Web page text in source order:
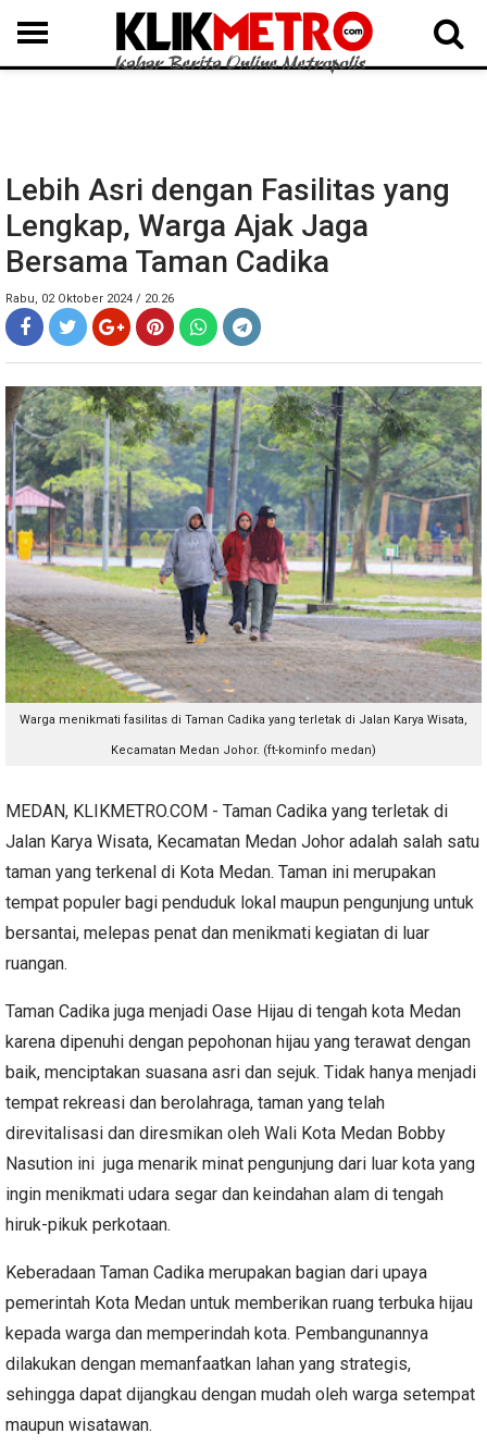
MEDAN LANGKAT DAIRI SAMOSIR TAPUT BATUBARA DELISERDANG
Lebih Asri dengan Fasilitas yang
Lengkap, Warga Ajak Jaga
Bersama Taman Cadika
Rabu, 02 Oktober 2024 / 20.26
Warga menikmati fasilitas di Taman Cadika yang terletak di Jalan Karya Wisata,
Kecamatan Medan Johor. (ft-kominfo medan)
MEDAN, KLIKMETRO.COM - Taman Cadika yang terletak di
Jalan Karya Wisata, Kecamatan Medan Johor adalah salah satu
taman yang terkenal di Kota Medan. Taman ini merupakan
tempat populer bagi penduduk lokal maupun pengunjung untuk
bersantai, melepas penat dan menikmati kegiatan di luar
ruangan.
Taman Cadika juga menjadi Oase Hijau di tengah kota Medan
karena dipenuhi dengan pepohonan hijau yang terawat dengan
baik, menciptakan suasana asri dan sejuk. Tidak hanya menjadi
tempat rekreasi dan berolahraga, taman yang telah
direvitalisasi dan diresmikan oleh Wali Kota Medan Bobby
Nasution ini juga menarik minat pengunjung dari luar kota yang
ingin menikmati udara segar dan keindahan alam di tengah
hiruk-pikuk perkotaan.
Keberadaan Taman Cadika merupakan bagian dari upaya
pemerintah Kota Medan untuk memberikan ruang terbuka hijau
kepada warga dan memperindah kota. Pembangunannya
dilakukan dengan memanfaatkan lahan yang strategis,
sehingga dapat dijangkau dengan mudah oleh warga setempat
maupun wisatawan.